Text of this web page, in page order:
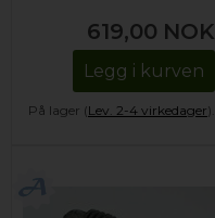
619,00 NOK
Legg i kurven
På lager (Lev. 2-4 virkedager).